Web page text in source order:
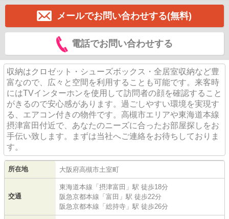
メールでお問い合わせする(無料)
電話でお問い合わせする
収納はクロゼット・シューズボックス・全居室収納など豊
富なので、広々と空間を利用することも可能です。来客時
にはTVインターホンを使用して訪問者の顔を確認すること
がきるので安心感があります。過ごしやすい環境を実現す
る、エアコン付きの物件です。高槻市エリアや東海道本線
摂津富田付近で、あなたのニーズに合ったお部屋探しをお
手伝い致します。まずは当社へご連絡をお待ちしておりま
す。
所在地 大阪府高槻市土室町
交通
東海道本線 「 摂津富田 」駅 徒歩18分
阪急京都本線 「 富田 」駅 徒歩22分
阪急京都本線 「 総持寺 」駅 徒歩26分